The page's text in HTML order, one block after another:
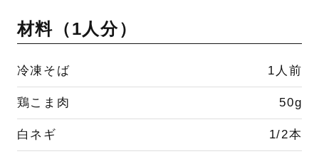
材料（1人分）
冷凍そば 1人前
鶏こま肉 50g
白ネギ 1/2本